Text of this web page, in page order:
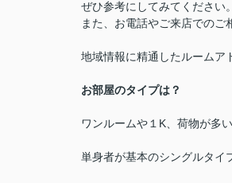
ぜひ参考にしてみてください。
また、お電話やご来店でのご
地域情報に精通したルームア
お部屋のタイプは？
ワンルームや１K、荷物が多
単身者が基本のシングルタイ